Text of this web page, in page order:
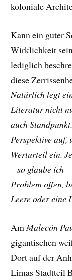
koloniale
Kann ein guter
Wirklichkeit
lediglich
diese
Natürlich legt
Literatur nicht
auch
Perspektive auf,
Werturteil ein.
– so glaube ich
Problem offen,
Leere oder eine
AmMalecón
gigantischen
Dort auf der
Limas Stadtteil